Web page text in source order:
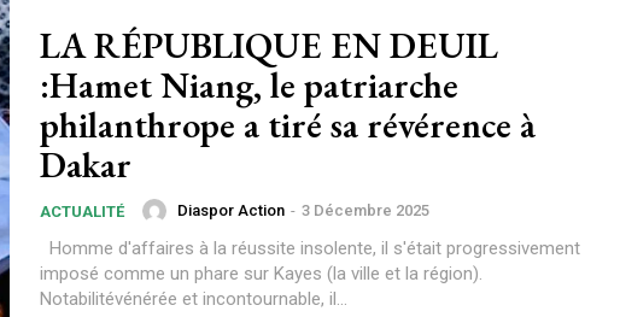
LA RÉPUBLIQUE EN DEUIL
:Hamet Niang, le patriarche
philanthrope a tiré sa révérence à
Dakar
ACTUALITÉ Diaspor Action - 3 Décembre 2025
Homme d'affaires à la réussite insolente, il s'était progressivement
imposé comme un phare sur Kayes (la ville et la région).
Notabilitévénérée et incontournable, il...